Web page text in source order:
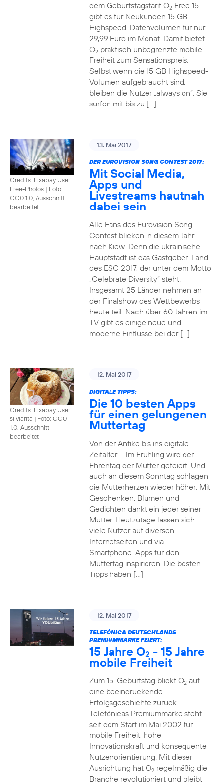
dem Geburtstagstarif O2Free 15
gibt es für Neukunden 15 GB
Highspeed-Datenvolumen für nur
29,99 Euro im Monat. Damit bietet
O2praktisch unbegrenzte mobile
Freiheit zum Sensationspreis.
Selbst wenn die 15 GB Highspeed-
Volumen aufgebraucht sind,
bleiben die Nutzer „always on“. Sie
surfen mit bis zu […]
Credits: Pixabay User
Free-Photos | Foto:
CC0 1.0, Ausschnitt
bearbeitet
13. Mai 2017
DER EUROVISION SONG CONTEST 2017:
Mit Social Media,
Apps und
Livestreams hautnah
dabei sein
Alle Fans des Eurovision Song
Contest blicken in diesem Jahr
nach Kiew. Denn die ukrainische
Hauptstadt ist das Gastgeber-Land
des ESC 2017, der unter dem Motto
„Celebrate Diversity“ steht.
Insgesamt 25 Länder nehmen an
der Finalshow des Wettbewerbs
heute teil. Nach über 60 Jahren im
TV gibt es einige neue und
moderne Einflüsse bei der […]
Credits: Pixabay User
silviarita | Foto: CC0
1.0, Ausschnitt
bearbeitet
12. Mai 2017
DIGITALE TIPPS:
Die 10 besten Apps
für einen gelungenen
Muttertag
Von der Antike bis ins digitale
Zeitalter – Im Frühling wird der
Ehrentag der Mütter gefeiert. Und
auch an diesem Sonntag schlagen
die Mutterherzen wieder höher: Mit
Geschenken, Blumen und
Gedichten dankt ein jeder seiner
Mutter. Heutzutage lassen sich
viele Nutzer auf diversen
Internetseiten und via
Smartphone-Apps für den
Muttertag inspirieren. Die besten
Tipps haben […]
12. Mai 2017
TELEFÓNICA DEUTSCHLANDS
PREMIUMMARKE FEIERT:
15 Jahre O2 - 15 Jahre
mobile Freiheit
Zum 15. Geburtstag blickt O2auf
eine beeindruckende
Erfolgsgeschichte zurück.
Telefónicas Premiummarke steht
seit dem Start im Mai 2002 für
mobile Freiheit, hohe
Innovationskraft und konsequente
Nutzenorientierung. Mit dieser
Ausrichtung hat O2regelmäßig die
Branche revolutioniert und bleibt